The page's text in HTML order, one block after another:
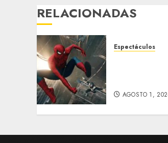
RELACIONADAS
Espectáculos
AGOSTO 1,